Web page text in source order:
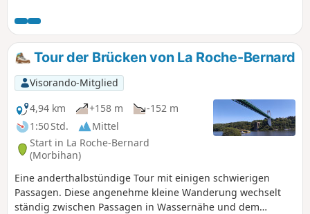
lässt.
Tour der Brücken von La Roche-Bernard
Visorando-Mitglied
4,94 km
+158 m
-152 m
1:50 Std.
Mittel
Start in La Roche-Bernard
(Morbihan)
Eine anderthalbstündige Tour mit einigen schwierigen
Passagen. Diese angenehme kleine Wanderung wechselt
ständig zwischen Passagen in Wassernähe und dem